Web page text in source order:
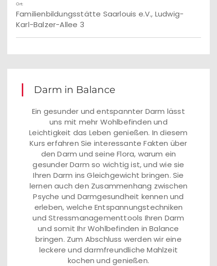
Ort:
Familienbildungsstätte Saarlouis e.V., Ludwig-
Karl-Balzer-Allee 3
Darm in Balance
Ein gesunder und entspannter Darm lässt
uns mit mehr Wohlbefinden und
Leichtigkeit das Leben genießen. In diesem
Kurs erfahren Sie interessante Fakten über
den Darm und seine Flora, warum ein
gesunder Darm so wichtig ist, und wie sie
Ihren Darm ins Gleichgewicht bringen. Sie
lernen auch den Zusammenhang zwischen
Psyche und Darmgesundheit kennen und
erleben, welche Entspannungstechniken
und Stressmanagementtools Ihren Darm
und somit Ihr Wohlbefinden in Balance
bringen. Zum Abschluss werden wir eine
leckere und darmfreundliche Mahlzeit
kochen und genießen.